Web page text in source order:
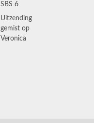
SBS 6
Uitzending
gemist op
Veronica